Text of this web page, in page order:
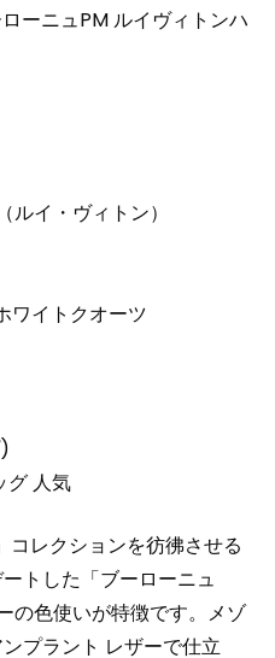
ローニュPM ルイヴィトンハ
ルイ・ヴィトン）
ワイトクオーツ
グ 人気
コレクションを彷彿させる
トした「ブーローニュ
の色使いが特徴です。メゾ
プラント レザーで仕立